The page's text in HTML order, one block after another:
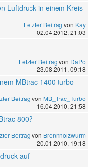
Luftdruck in einem Kreis
Letzter Beitrag von Kay
02.04.2012, 21:03
Letzter Beitrag von DaPo
23.08.2011, 09:18
MBtrac 1400 turbo
Beitrag von MB_Trac_Turbo
16.04.2010, 21:58
800?
Beitrag von Brennholzwurm
20.01.2010, 19:18
auf